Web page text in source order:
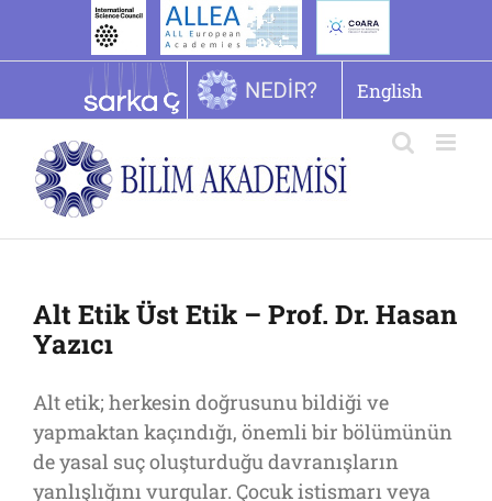
English
Alt Etik Üst Etik – Prof. Dr. Hasan
Yazıcı
Alt etik; herkesin doğrusunu bildiği ve
yapmaktan kaçındığı, önemli bir bölümünün
de yasal suç oluşturduğu davranışların
yanlışlığını vurgular. Çocuk istismarı veya